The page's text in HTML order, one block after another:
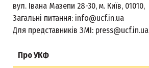
Про УКФ
вул. Івана Мазепи 28-30, м. Київ, 01010,
Загальні питання: info@ucf.in.ua
Для представників ЗМІ: press@ucf.in.ua